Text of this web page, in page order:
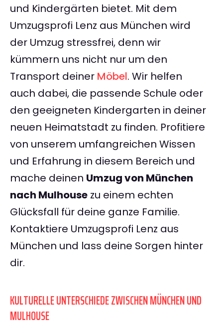
und Kindergärten bietet. Mit dem
Umzugsprofi Lenz aus München wird
der Umzug stressfrei, denn wir
kümmern uns nicht nur um den
Transport deiner Möbel. Wir helfen
auch dabei, die passende Schule oder
den geeigneten Kindergarten in deiner
neuen Heimatstadt zu finden. Profitiere
von unserem umfangreichen Wissen
und Erfahrung in diesem Bereich und
mache deinen Umzug von München
nach Mulhouse zu einem echten
Glücksfall für deine ganze Familie.
Kontaktiere Umzugsprofi Lenz aus
München und lass deine Sorgen hinter
dir.
KULTURELLE UNTERSCHIEDE ZWISCHEN MÜNCHEN UND
MULHOUSE